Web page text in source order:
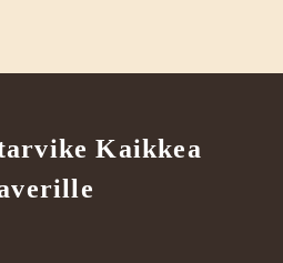
Kaikkea